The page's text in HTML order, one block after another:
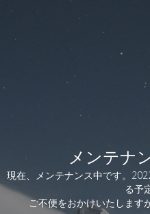
メンテナ
現在、メンテナンス中です。
る予
ご不便をおかけいたします